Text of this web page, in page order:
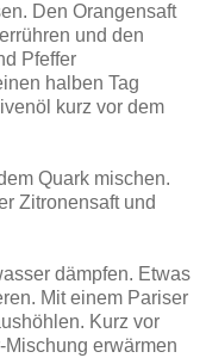
Den Orangensaft
und den
Pfeffer
halben Tag
kurz vor dem
Quark mischen.
Zitronensaft und
dämpfen. Etwas
Mit einem Pariser
Kurz vor
erwärmen